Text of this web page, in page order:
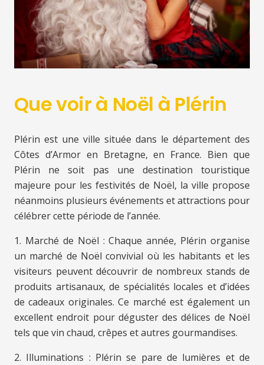
Que voir à Noël à Plérin
Plérin est une ville située dans le département des
Côtes d’Armor en Bretagne, en France. Bien que
Plérin ne soit pas une destination touristique
majeure pour les festivités de Noël, la ville propose
néanmoins plusieurs événements et attractions pour
célébrer cette période de l’année.
1. Marché de Noël : Chaque année, Plérin organise
un marché de Noël convivial où les habitants et les
visiteurs peuvent découvrir de nombreux stands de
produits artisanaux, de spécialités locales et d’idées
de cadeaux originales. Ce marché est également un
excellent endroit pour déguster des délices de Noël
tels que vin chaud, crêpes et autres gourmandises.
2. Illuminations : Plérin se pare de lumières et de